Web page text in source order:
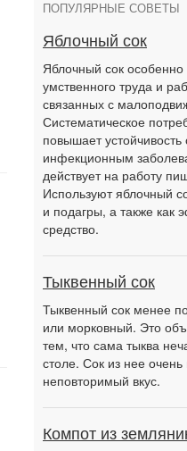
ПОПУЛЯРНЫЕ СОВЕТЫ
Яблочный сок
Яблочный сок
умственного труда и
связанных с
Систематическое
повышает устойчивость
инфекционным
действует на работу
Используют яблочный
и подагры, а также как
средство.
Тыквенный сок
Тыквенный сок менее
или морковный. Это
тем, что сама тыква
столе. Сок из нее
неповторимый вкус.
Компот из